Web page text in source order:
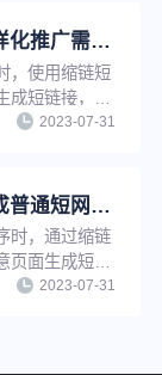
我的短链：满足多样化推广需求，实现短链接在线管理，方便快捷
，使用缩链短
短链接，还
设置访问密
提升工作效
2023-07-31
微信小程序如何生成普通短网址？
时，通过缩链
页面生成短
快速跳转至小
2023-07-31